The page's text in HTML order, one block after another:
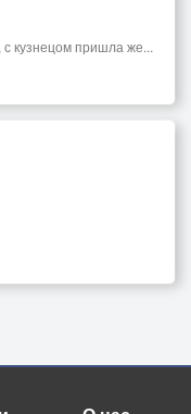
кузнецом пришла же...